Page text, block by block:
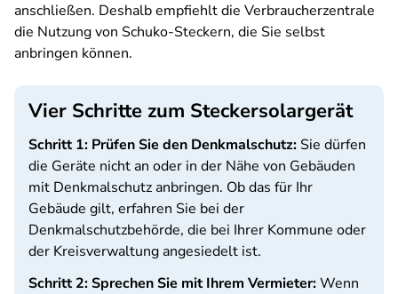
anschließen. Deshalb empfiehlt die Verbraucherzentrale
die Nutzung von Schuko-Steckern, die Sie selbst
anbringen können.
Vier Schritte zum Steckersolargerät
Schritt 1: Prüfen Sie den Denkmalschutz: Sie dürfen
die Geräte nicht an oder in der Nähe von Gebäuden
mit Denkmalschutz anbringen. Ob das für Ihr
Gebäude gilt, erfahren Sie bei der
Denkmalschutzbehörde, die bei Ihrer Kommune oder
der Kreisverwaltung angesiedelt ist.
Schritt 2: Sprechen Sie mit Ihrem Vermieter:Wenn